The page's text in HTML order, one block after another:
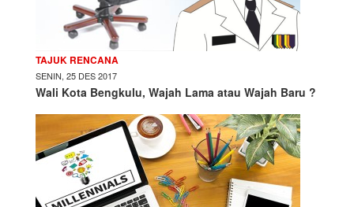
TAJUK RENCANA
SENIN, 25 DES 2017
Wali Kota Bengkulu, Wajah Lama atau Wajah Baru ?